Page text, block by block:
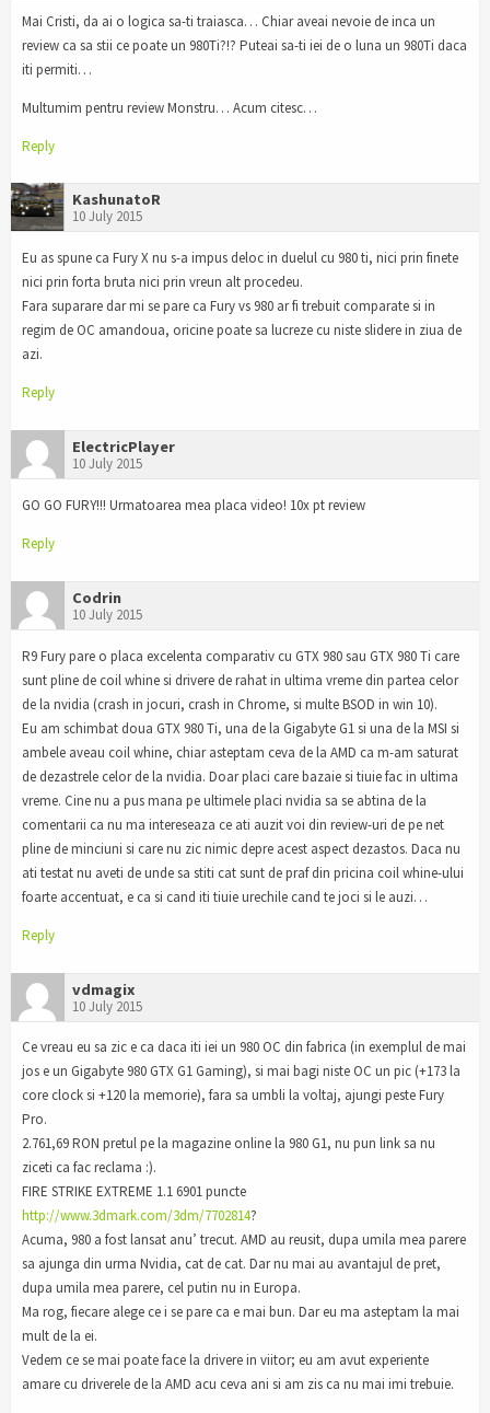
Mai Cristi, da ai o logica sa-ti traiasca… Chiar aveai nevoie de inca un
review ca sa stii ce poate un 980Ti?!? Puteai sa-ti iei de o luna un 980Ti daca
iti permiti…
Multumim pentru review Monstru… Acum citesc…
Reply
KashunatoR
10 July 2015
Eu as spune ca Fury X nu s-a impus deloc in duelul cu 980 ti, nici prin finete
nici prin forta bruta nici prin vreun alt procedeu.
Fara suparare dar mi se pare ca Fury vs 980 ar fi trebuit comparate si in
regim de OC amandoua, oricine poate sa lucreze cu niste slidere in ziua de
azi.
Reply
ElectricPlayer
10 July 2015
GO GO FURY!!! Urmatoarea mea placa video! 10x pt review
Reply
Codrin
10 July 2015
R9 Fury pare o placa excelenta comparativ cu GTX 980 sau GTX 980 Ti care
sunt pline de coil whine si drivere de rahat in ultima vreme din partea celor
de la nvidia (crash in jocuri, crash in Chrome, si multe BSOD in win 10).
Eu am schimbat doua GTX 980 Ti, una de la Gigabyte G1 si una de la MSI si
ambele aveau coil whine, chiar asteptam ceva de la AMD ca m-am saturat
de dezastrele celor de la nvidia. Doar placi care bazaie si tiuie fac in ultima
vreme. Cine nu a pus mana pe ultimele placi nvidia sa se abtina de la
comentarii ca nu ma intereseaza ce ati auzit voi din review-uri de pe net
pline de minciuni si care nu zic nimic depre acest aspect dezastos. Daca nu
ati testat nu aveti de unde sa stiti cat sunt de praf din pricina coil whine-ului
foarte accentuat, e ca si cand iti tiuie urechile cand te joci si le auzi…
Reply
vdmagix
10 July 2015
Ce vreau eu sa zic e ca daca iti iei un 980 OC din fabrica (in exemplul de mai
jos e un Gigabyte 980 GTX G1 Gaming), si mai bagi niste OC un pic (+173 la
core clock si +120 la memorie), fara sa umbli la voltaj, ajungi peste Fury
Pro.
2.761,69 RON pretul pe la magazine online la 980 G1, nu pun link sa nu
ziceti ca fac reclama :).
FIRE STRIKE EXTREME 1.1 6901 puncte
http://www.3dmark.com/3dm/7702814?
Acuma, 980 a fost lansat anu’ trecut. AMD au reusit, dupa umila mea parere
sa ajunga din urma Nvidia, cat de cat. Dar nu mai au avantajul de pret,
dupa umila mea parere, cel putin nu in Europa.
Ma rog, fiecare alege ce i se pare ca e mai bun. Dar eu ma asteptam la mai
mult de la ei.
Vedem ce se mai poate face la drivere in viitor; eu am avut experiente
amare cu driverele de la AMD acu ceva ani si am zis ca nu mai imi trebuie.